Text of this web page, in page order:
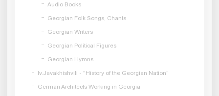
Audio Books
Georgian Folk Songs, Chants
Georgian Writers
Georgian Political Figures
Georgian Hymns
Iv.Javakhishvili - "History of the Georgian Nation"
German Architects Working in Georgia